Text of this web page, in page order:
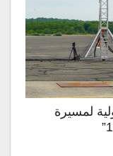
لمسيرة